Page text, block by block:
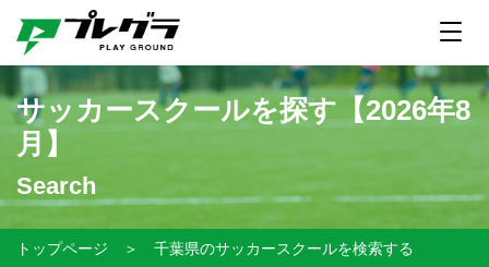
サッカースクールを探す【2026年8
月】
Search
トップページ ＞ 千葉県のサッカースクールを検索する